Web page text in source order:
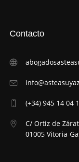
Contacto
(+34) 945 14 04
C/ Ortiz de
01005 Vitoria-